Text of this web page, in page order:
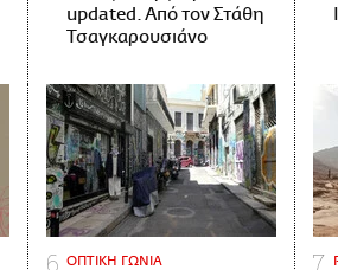
updated. Aπό τον Στάθη
Τσαγκαρουσιάνο
ΟΠΤΙΚΗ ΓΩΝΙΑ